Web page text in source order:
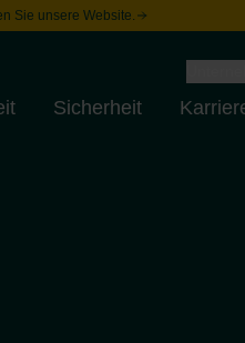
Sie unsere Website.
Toggle
Sicherheit